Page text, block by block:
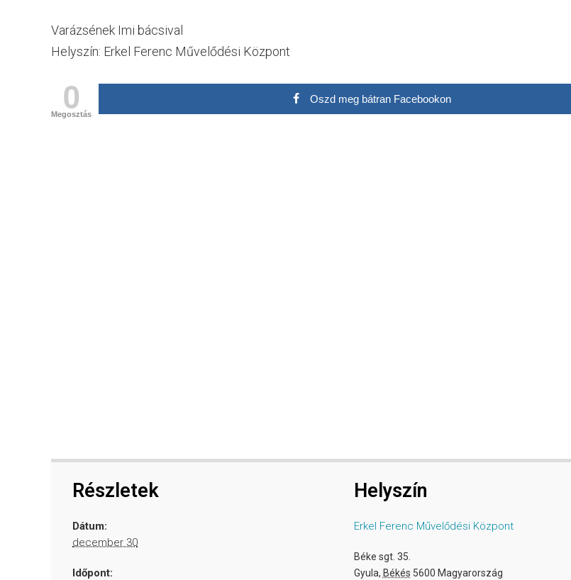
Varázsének Imi bácsival
Helyszín: Erkel Ferenc Művelődési Központ
0
Megosztás
Oszd meg bátran Facebookon
Részletek
Dátum:
december 30
Időpont:
Helyszín
Erkel Ferenc Művelődési Központ
Béke sgt. 35.
Gyula, Békés 5600 Magyarország